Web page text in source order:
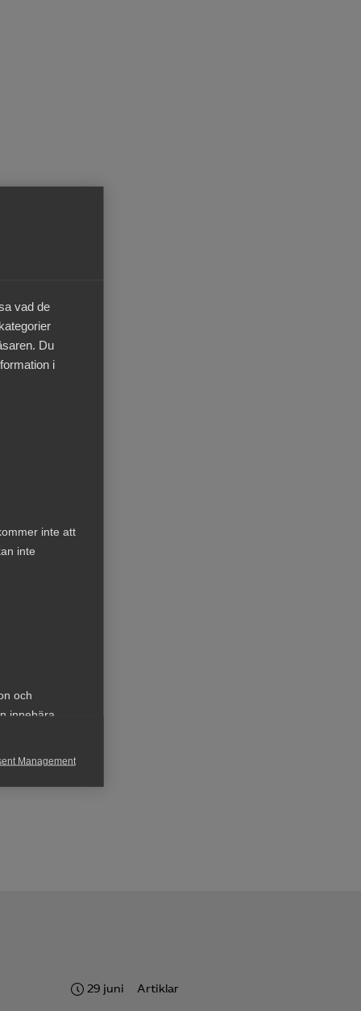
vad de
Du
i
inte att
inte
och
innebära
Management
29 juni Artiklar